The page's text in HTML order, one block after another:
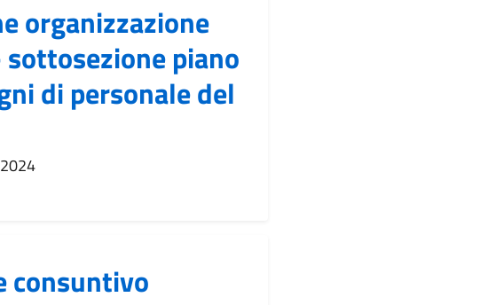
organizzazione
piano
di personale del
consuntivo